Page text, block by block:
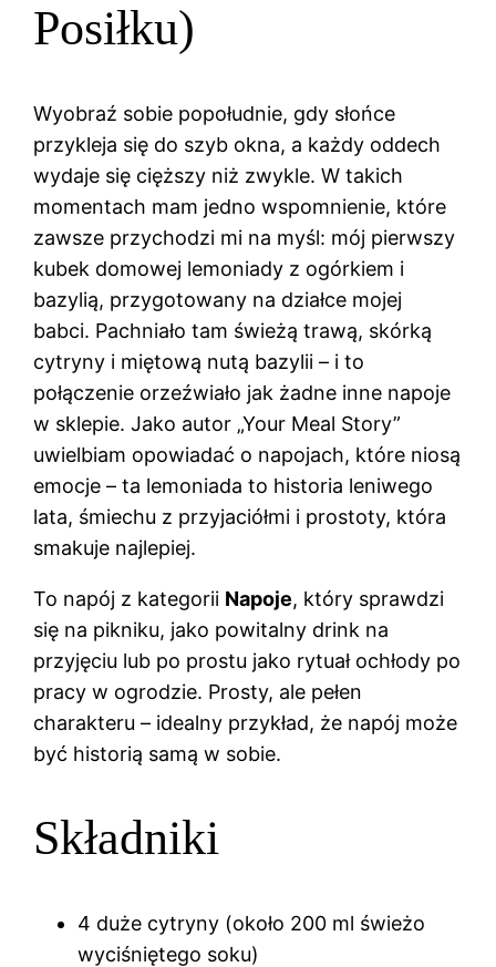
Posiłku)
Wyobraź sobie popołudnie, gdy słońce
przykleja się do szyb okna, a każdy oddech
wydaje się cięższy niż zwykle. W takich
momentach mam jedno wspomnienie, które
zawsze przychodzi mi na myśl: mój pierwszy
kubek domowej lemoniady z ogórkiem i
bazylią, przygotowany na działce mojej
babci. Pachniało tam świeżą trawą, skórką
cytryny i miętową nutą bazylii – i to
połączenie orzeźwiało jak żadne inne napoje
w sklepie. Jako autor „Your Meal Story”
uwielbiam opowiadać o napojach, które niosą
emocje – ta lemoniada to historia leniwego
lata, śmiechu z przyjaciółmi i prostoty, która
smakuje najlepiej.
To napój z kategorii Napoje, który sprawdzi
się na pikniku, jako powitalny drink na
przyjęciu lub po prostu jako rytuał ochłody po
pracy w ogrodzie. Prosty, ale pełen
charakteru – idealny przykład, że napój może
być historią samą w sobie.
Składniki
4 duże cytryny (około 200 ml świeżo
wyciśniętego soku)